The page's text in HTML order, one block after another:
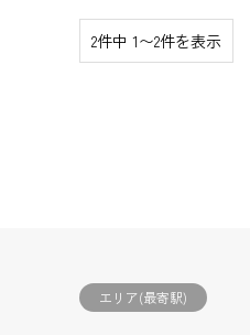
2件中 1〜2件を表示
エリア(最寄駅)